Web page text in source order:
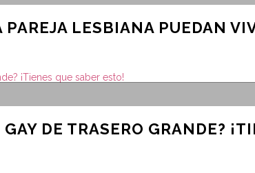
LESBIANA PUEDAN
DE TRASERO GRANDE?